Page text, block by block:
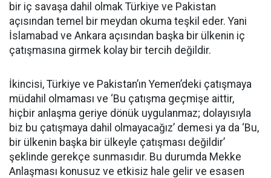
bir iç savaşa dahil olmak Türkiye ve Pakistan
açısından temel bir meydan okuma teşkil eder. Yani
İslamabad ve Ankara açısından başka bir ülkenin iç
çatışmasına girmek kolay bir tercih değildir.
İkincisi, Türkiye ve Pakistan’ın Yemen’deki çatışmaya
müdahil olmaması ve ‘Bu çatışma geçmişe aittir,
hiçbir anlaşma geriye dönük uygulanmaz; dolayısıyla
biz bu çatışmaya dahil olmayacağız’ demesi ya da ‘Bu,
bir ülkenin başka bir ülkeyle çatışması değildir’
şeklinde gerekçe sunmasıdır. Bu durumda Mekke
Anlaşması konusuz ve etkisiz hale gelir ve esasen